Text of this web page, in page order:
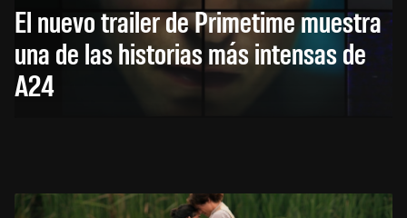
El nuevo trailer de Primetime muestra
una de las historias más intensas de
A24